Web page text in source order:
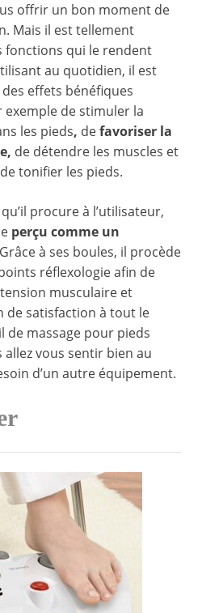
offrir un bon moment de
Mais il est tellement
fonctions qui le rendent
au quotidien, il est
effets bénéfiques
de stimuler la
les pieds, defavoriser la
de détendre les muscles et
tonifier les pieds.
procure à l’utilisateur,
perçu comme un
à ses boules, il procède
réflexologie afin de
musculaire et
de satisfaction à tout le
de massage pour pieds
allez vous sentir bien au
d’un autre équipement.